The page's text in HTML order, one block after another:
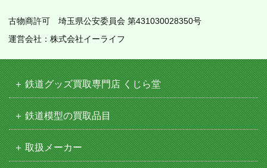
古物商許可 埼玉県公安委員会 第431030028350号
運営会社：株式会社イーライフ
鉄道グッズ買取専門店 くじら堂
鉄道模型の買取品目
取扱メーカー